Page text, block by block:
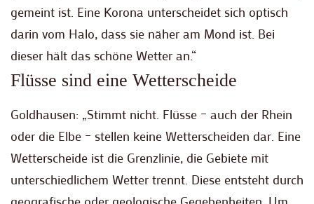
gemeint ist. Eine Korona unterscheidet sich optisch
darin vom Halo, dass sie näher am Mond ist. Bei
dieser hält das schöne Wetter an.“
Flüsse sind eine Wetterscheide
Goldhausen: „Stimmt nicht. Flüsse – auch der Rhein
oder die Elbe – stellen keine Wetterscheiden dar. Eine
Wetterscheide ist die Grenzlinie, die Gebiete mit
unterschiedlichem Wetter trennt. Diese entsteht durch